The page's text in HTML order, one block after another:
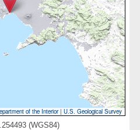
of the Interior|U.S. Geological Survey
(WGS84)